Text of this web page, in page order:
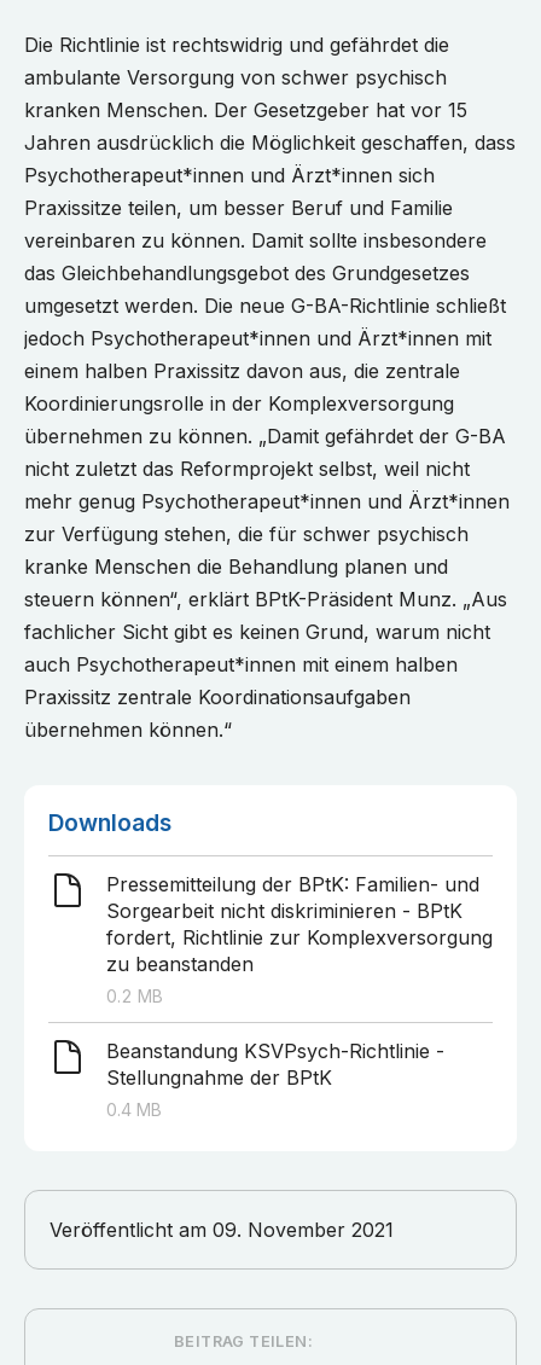
Die Richtlinie ist rechtswidrig und gefährdet die
ambulante Versorgung von schwer psychisch
kranken Menschen. Der Gesetzgeber hat vor 15
Jahren ausdrücklich die Möglichkeit geschaffen, dass
Psychotherapeut*innen und Ärzt*innen sich
Praxissitze teilen, um besser Beruf und Familie
vereinbaren zu können. Damit sollte insbesondere
das Gleichbehandlungsgebot des Grundgesetzes
umgesetzt werden. Die neue G-BA-Richtlinie schließt
jedoch Psychotherapeut*innen und Ärzt*innen mit
einem halben Praxissitz davon aus, die zentrale
Koordinierungsrolle in der Komplexversorgung
übernehmen zu können. „Damit gefährdet der G-BA
nicht zuletzt das Reformprojekt selbst, weil nicht
mehr genug Psychotherapeut*innen und Ärzt*innen
zur Verfügung stehen, die für schwer psychisch
kranke Menschen die Behandlung planen und
steuern können“, erklärt BPtK-Präsident Munz. „Aus
fachlicher Sicht gibt es keinen Grund, warum nicht
auch Psychotherapeut*innen mit einem halben
Praxissitz zentrale Koordinationsaufgaben
übernehmen können.“
Downloads
Pressemitteilung der BPtK: Familien- und
Sorgearbeit nicht diskriminieren - BPtK
fordert, Richtlinie zur Komplexversorgung
zu beanstanden
0.2 MB
Beanstandung KSVPsych-Richtlinie -
Stellungnahme der BPtK
0.4 MB
Veröffentlicht am 09. November 2021
BEITRAG TEILEN: